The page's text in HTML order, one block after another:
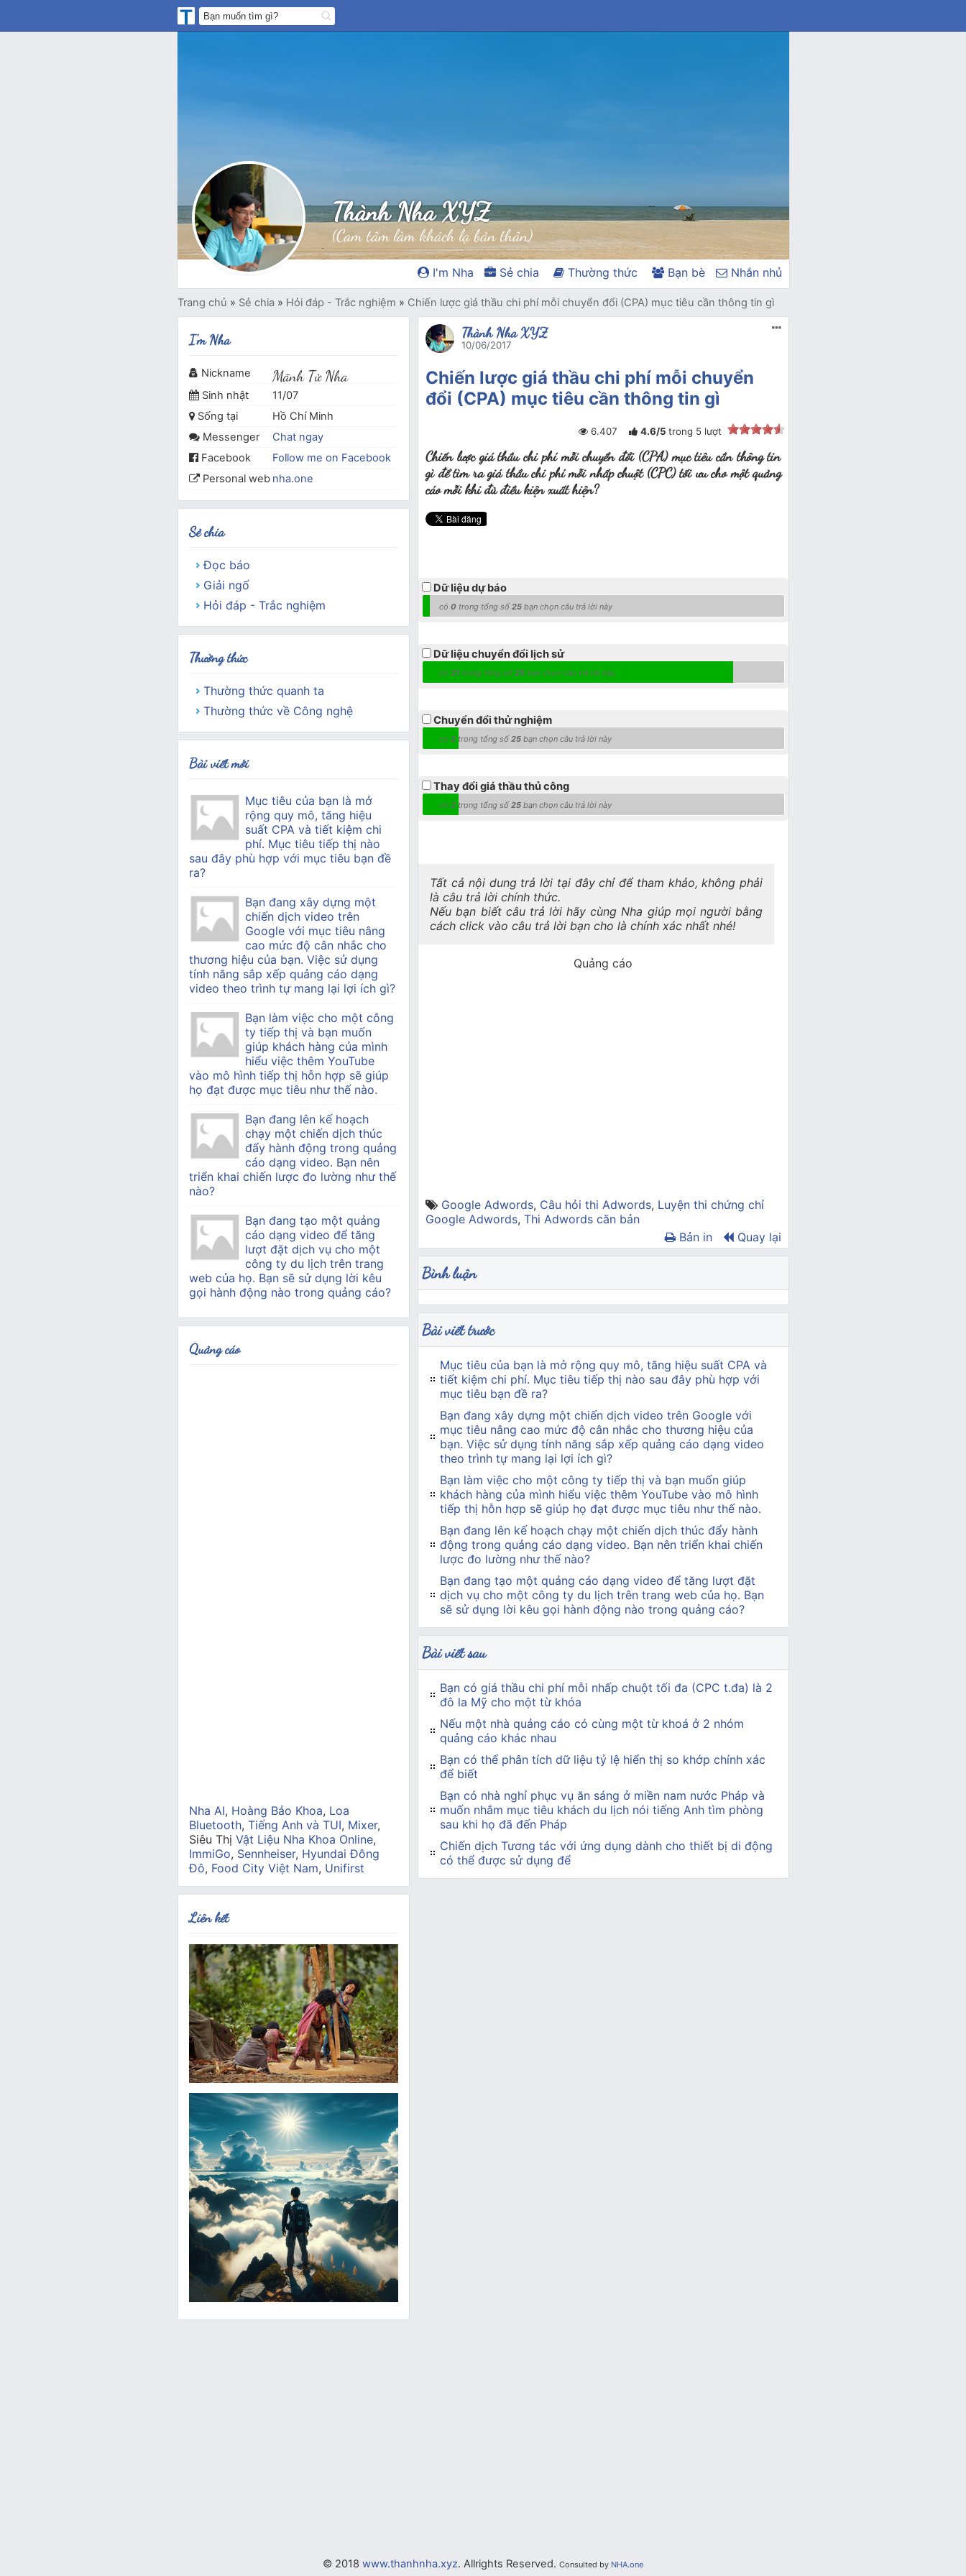
Thành Nha XYZ
(Cam tâm làm khách lạ bản thân)
I'm Nha Sẻ chia Thường thức Bạn bè Nhắn nhủ
Trang chủ » Sẻ chia » Hỏi đáp - Trắc nghiệm » Chiến lược giá thầu chi phí mỗi chuyển đổi (CPA) mục tiêu cần thông tin gì
Thành Nha XYZ
10/06/2017
Chiến lược giá thầu chi phí mỗi chuyển
đổi (CPA) mục tiêu cần thông tin gì
6.407 4.6/5 trong 5lượt
Chiến lược giá thầu chi phí mỗi chuyển đổi (CPA) mục tiêu cần thông tin
gì để tìm ra giá thầu chi phí mỗi nhấp chuột (CPC) tối ưu cho một quảng
cáo mỗi khi đủ điều kiện xuất hiện?
Dữ liệu dự báo
có0 trong tổng số25 bạn chọn câu trả lời này
Dữ liệu chuyển đổi lịch sử
có21 trong tổng số25 bạn chọn câu trả lời này
Chuyển đổi thử nghiệm
có2 trong tổng số25 bạn chọn câu trả lời này
Thay đổi giá thầu thủ công
có2 trong tổng số25 bạn chọn câu trả lời này
Tất cả nội dung trả lời tại đây chỉ để tham khảo, không phải
là câu trả lời chính thức.
Nếu bạn biết câu trả lời hãy cùng Nha giúp mọi người bằng
cách click vào câu trả lời bạn cho là chính xác nhất nhé!
Quảng cáo
Google Adwords, Câu hỏi thi Adwords, Luyện thi chứng chỉ
Google Adwords,Thi Adwords căn bản
Bản in
Quay lại
Bình luận
Bài viết trước
Mục tiêu của bạn là mở rộng quy mô, tăng hiệu suất CPA và
tiết kiệm chi phí. Mục tiêu tiếp thị nào sau đây phù hợp với
mục tiêu bạn đề ra?
Bạn đang xây dựng một chiến dịch video trên Google với
mục tiêu nâng cao mức độ cân nhắc cho thương hiệu của
bạn. Việc sử dụng tính năng sắp xếp quảng cáo dạng video
theo trình tự mang lại lợi ích gì?
Bạn làm việc cho một công ty tiếp thị và bạn muốn giúp
khách hàng của mình hiểu việc thêm YouTube vào mô hình
tiếp thị hỗn hợp sẽ giúp họ đạt được mục tiêu như thế nào.
Bạn đang lên kế hoạch chạy một chiến dịch thúc đẩy hành
động trong quảng cáo dạng video. Bạn nên triển khai chiến
lược đo lường như thế nào?
Bạn đang tạo một quảng cáo dạng video để tăng lượt đặt
dịch vụ cho một công ty du lịch trên trang web của họ. Bạn
sẽ sử dụng lời kêu gọi hành động nào trong quảng cáo?
Bài viết sau
Bạn có giá thầu chi phí mỗi nhấp chuột tối đa (CPC t.đa) là 2
đô la Mỹ cho một từ khóa
Nếu một nhà quảng cáo có cùng một từ khoá ở 2 nhóm
quảng cáo khác nhau
Bạn có thể phân tích dữ liệu tỷ lệ hiển thị so khớp chính xác
để biết
Bạn có nhà nghỉ phục vụ ăn sáng ở miền nam nước Pháp và
muốn nhắm mục tiêu khách du lịch nói tiếng Anh tìm phòng
sau khi họ đã đến Pháp
Chiến dịch Tương tác với ứng dụng dành cho thiết bị di động
có thể được sử dụng để
I'm Nha
Nickname Mãnh Tử Nha
Sinh nhật
11/07
Sống tại
Hồ Chí Minh
Messenger
Chat ngay
Facebook
Follow me on Facebook
Personal web nha.one
Sẻ chia
Đọc báo
Giải ngố
Hỏi đáp - Trắc nghiệm
Thường thức
Thường thức quanh ta
Thường thức về Công nghệ
Bài viết mới
Mục tiêu của bạn là mở
rộng quy mô, tăng hiệu
suất CPA và tiết kiệm chi
phí. Mục tiêu tiếp thị nào
sau đây phù hợp với mục tiêu bạn đề
ra?
Bạn đang xây dựng một
chiến dịch video trên
Google với mục tiêu nâng
cao mức độ cân nhắc cho
thương hiệu của bạn. Việc sử dụng
tính năng sắp xếp quảng cáo dạng
video theo trình tự mang lại lợi ích gì?
Bạn làm việc cho một công
ty tiếp thị và bạn muốn
giúp khách hàng của mình
hiểu việc thêm YouTube
vào mô hình tiếp thị hỗn hợp sẽ giúp
họ đạt được mục tiêu như thế nào.
Bạn đang lên kế hoạch
chạy một chiến dịch thúc
đẩy hành động trong quảng
cáo dạng video. Bạn nên
triển khai chiến lược đo lường như thế
nào?
Bạn đang tạo một quảng
cáo dạng video để tăng
lượt đặt dịch vụ cho một
công ty du lịch trên trang
web của họ. Bạn sẽ sử dụng lời kêu
gọi hành động nào trong quảng cáo?
Quảng cáo
Nha AI, Hoàng Bảo Khoa, Loa
Bluetooth, Tiếng Anh và TUI, Mixer,
Siêu Thị Vật Liệu Nha Khoa Online,
ImmiGo, Sennheiser, Hyundai Đông
Đô, Food City Việt Nam, Unifirst
Liên kết
© 2018 www.thanhnha.xyz. Allrights Reserved. Consulted by NHA.one